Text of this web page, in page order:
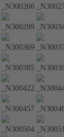
_N300266
_N300299
_N300369
_N300385
_N300422
_N300457
_N300504